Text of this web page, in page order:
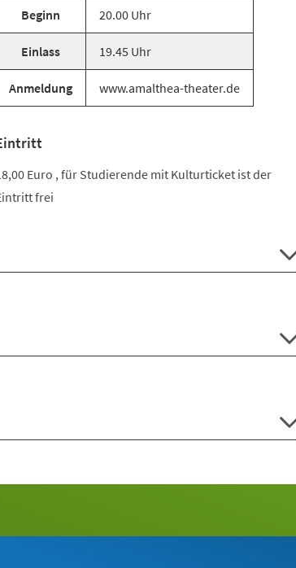
Beginn 20.00 Uhr
Einlass 19.45 Uhr
Anmeldung www.amalthea-theater.de
Euro , für Studierende mit Kulturticket ist der
frei